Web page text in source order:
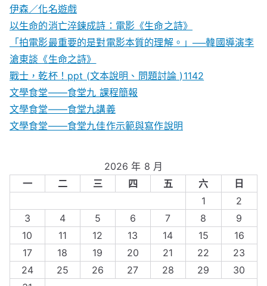
伊森／化名遊戲
以生命的消亡淬鍊成詩：電影《生命之詩》
「拍電影最重要的是對電影本質的理解。」──韓國導演李
滄東談《生命之詩》
戰士，乾杯！ppt (文本說明、問題討論 )1142
文學食堂——食堂九 課程簡報
文學食堂――食堂九講義
文學食堂——食堂九佳作示範與寫作說明
2026 年 8 月
一
二 三 四 五 六
日
1
2
3
4 5 6 7 8
9
10
11 12 13 14 15
16
17
18 19 20 21 22
23
24
25 26 27 28 29
30